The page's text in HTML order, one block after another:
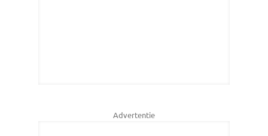
Advertentie